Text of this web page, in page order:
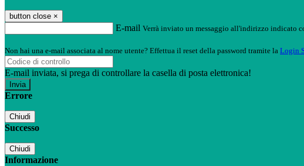
button close ×
E-mail Verrà inviato un messaggio all'indirizzo indicato
Non hai una e-mail associata al nome utente? Effettua il reset della password tramite la Login
E-mail inviata, si prega di controllare la casella di posta elettronica!
Errore
Chiudi
Successo
Chiudi
Informazione